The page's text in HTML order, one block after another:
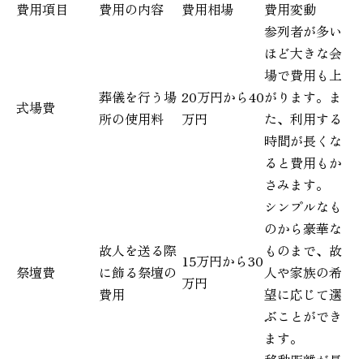
費用項目
費用の内容 費用相場 費用変動
式場費
葬儀を行う場
所の使用料
20万円から40
万円
参列者が多い
ほど大きな会
場で費用も上
がります。ま
た、利用する
時間が長くな
ると費用もか
さみます。
祭壇費
故人を送る際
に飾る祭壇の
費用
15万円から30
万円
シンプルなも
のから豪華な
ものまで、故
人や家族の希
望に応じて選
ぶことができ
ます。